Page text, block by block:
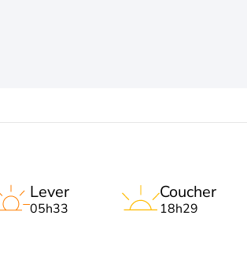
Lever
05h33
Coucher
18h29